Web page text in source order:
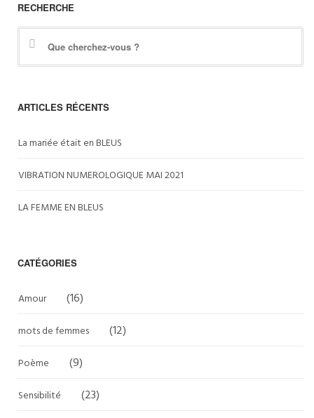
RECHERCHE
ARTICLES RÉCENTS
La mariée était en BLEUS
VIBRATION NUMEROLOGIQUE MAI 2021
LA FEMME EN BLEUS
CATÉGORIES
Amour (16)
mots de femmes (12)
Poème (9)
Sensibilité (23)